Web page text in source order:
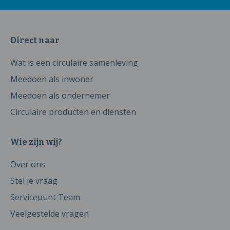
Direct naar
Wat is een circulaire samenleving
Meedoen als inwoner
Meedoen als ondernemer
Circulaire producten en diensten
Wie zijn wij?
Over ons
Stel je vraag
Servicepunt Team
Veelgestelde vragen